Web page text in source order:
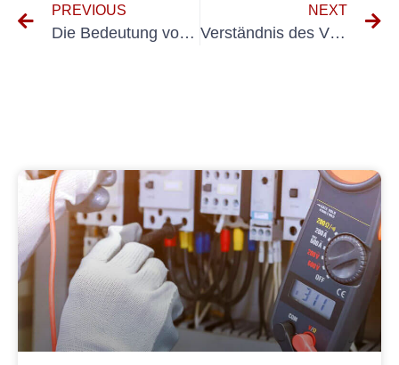
PREVIOUS
Die Bedeutung von Elektrogeräte müfung nach DGUV -Standards
NEXT
Verständnis des VDS 2871 Standard: Schlüsselmerkmale und Vorteile